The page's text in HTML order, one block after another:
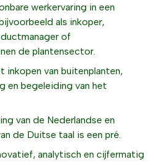
werkervaring in een
als inkoper,
of
de plantensector.
inkopen van buitenplanten,
en begeleiding van het
van de Nederlandse en
de Duitse taal is een pré.
analytisch en cijfermatig